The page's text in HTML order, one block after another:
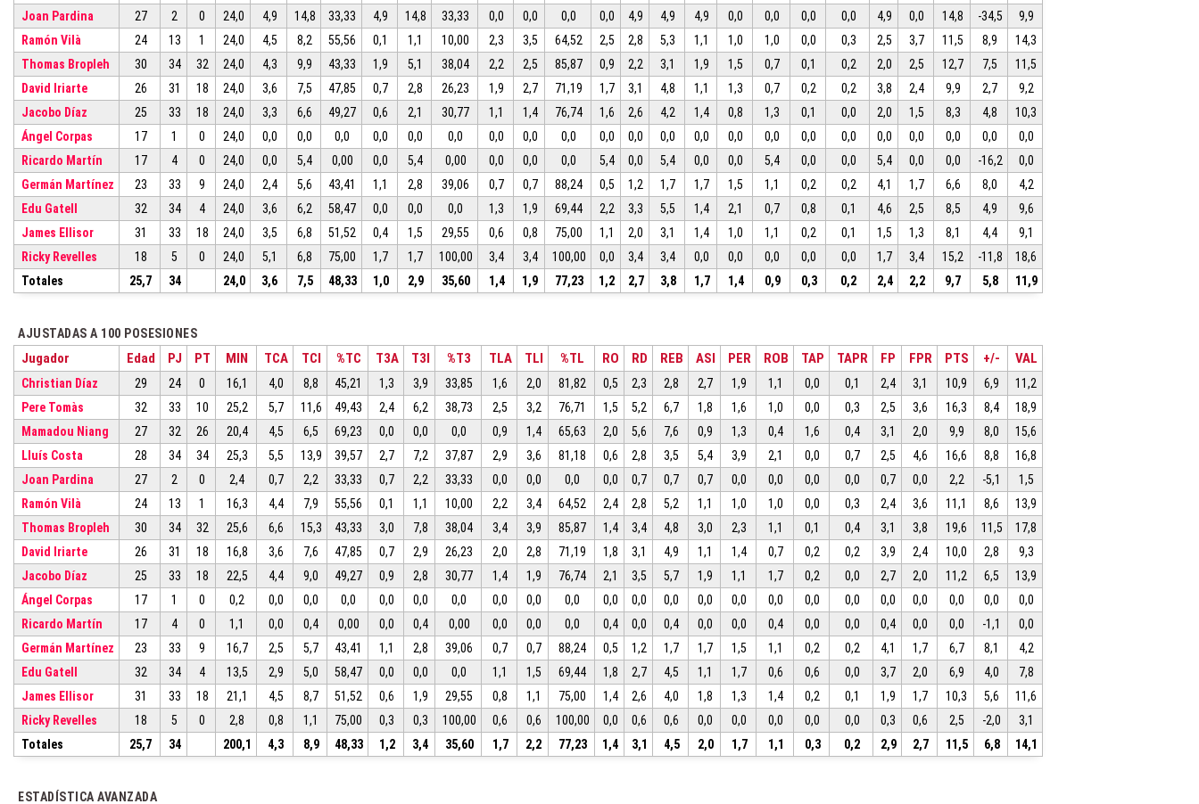
Joan Pardina
27 2 0 24,0 4,9 14,8 33,33 4,9 14,8 33,33 0,0 0,0 0,0 0,0 4,9 4,9 4,9 0,0 0,0 0,0 0,0 4,9 0,0 14,8 -34,5
9,9
Ramón Vilà
24 13 1 24,0 4,5 8,2 55,56 0,1 1,1 10,00 2,3 3,5 64,52 2,5 2,8 5,3 1,1 1,0 1,0 0,0 0,3 2,5 3,7 11,5 8,9
14,3
Thomas Bropleh
30 34 32 24,0 4,3 9,9 43,33 1,9 5,1 38,04 2,2 2,5 85,87 0,9 2,2 3,1 1,9 1,5 0,7 0,1 0,2 2,0 2,5 12,7 7,5
11,5
David Iriarte
26 31 18 24,0 3,6 7,5 47,85 0,7 2,8 26,23 1,9 2,7 71,19 1,7 3,1 4,8 1,1 1,3 0,7 0,2 0,2 3,8 2,4 9,9 2,7
9,2
Jacobo Díaz
25 33 18 24,0 3,3 6,6 49,27 0,6 2,1 30,77 1,1 1,4 76,74 1,6 2,6 4,2 1,4 0,8 1,3 0,1 0,0 2,0 1,5 8,3 4,8
10,3
Ángel Corpas
17 1 0 24,0 0,0 0,0 0,0 0,0 0,0 0,0 0,0 0,0 0,0 0,0 0,0 0,0 0,0 0,0 0,0 0,0 0,0 0,0 0,0 0,0 0,0
0,0
Ricardo Martín
17 4 0 24,0 0,0 5,4 0,00 0,0 5,4 0,00 0,0 0,0 0,0 5,4 0,0 5,4 0,0 0,0 5,4 0,0 0,0 5,4 0,0 0,0 -16,2
0,0
Germán Martínez
23 33 9 24,0 2,4 5,6 43,41 1,1 2,8 39,06 0,7 0,7 88,24 0,5 1,2 1,7 1,7 1,5 1,1 0,2 0,2 4,1 1,7 6,6 8,0
4,2
Edu Gatell
32 34 4 24,0 3,6 6,2 58,47 0,0 0,0 0,0 1,3 1,9 69,44 2,2 3,3 5,5 1,4 2,1 0,7 0,8 0,1 4,6 2,5 8,5 4,9
9,6
James Ellisor
31 33 18 24,0 3,5 6,8 51,52 0,4 1,5 29,55 0,6 0,8 75,00 1,1 2,0 3,1 1,4 1,0 1,1 0,2 0,1 1,5 1,3 8,1 4,4
9,1
Ricky Revelles
18 5 0 24,0 5,1 6,8 75,00 1,7 1,7 100,00 3,4 3,4 100,00 0,0 3,4 3,4 0,0 0,0 0,0 0,0 0,0 1,7 3,4 15,2 -11,8
18,6
Totales
25,7 34 24,0 3,6 7,5 48,33 1,0 2,9 35,60 1,4 1,9 77,23 1,2 2,7 3,8 1,7 1,4 0,9 0,3 0,2 2,4 2,2 9,7 5,8 11,9
AJUSTADAS A 100 POSESIONES
Jugador Edad PJ PT MIN TCA TCI %TC T3A T3I %T3 TLA TLI %TL RO RD REB ASI PER ROB TAP TAPR FP FPR PTS +/- VAL
Christian Díaz 29 24 0 16,1 4,0 8,8 45,21 1,3 3,9 33,85 1,6 2,0 81,82 0,5 2,3 2,8 2,7 1,9 1,1 0,0 0,1 2,4 3,1 10,9 6,9
11,2
Pere Tomàs
32 33 10 25,2 5,7 11,6 49,43 2,4 6,2 38,73 2,5 3,2 76,71 1,5 5,2 6,7 1,8 1,6 1,0 0,0 0,3 2,5 3,6 16,3 8,4
18,9
Mamadou Niang
27 32 26 20,4 4,5 6,5 69,23 0,0 0,0 0,0 0,9 1,4 65,63 2,0 5,6 7,6 0,9 1,3 0,4 1,6 0,4 3,1 2,0 9,9 8,0
15,6
Lluís Costa
28 34 34 25,3 5,5 13,9 39,57 2,7 7,2 37,87 2,9 3,6 81,18 0,6 2,8 3,5 5,4 3,9 2,1 0,0 0,7 2,5 4,6 16,6 8,8
16,8
Joan Pardina
27 2 0 2,4 0,7 2,2 33,33 0,7 2,2 33,33 0,0 0,0 0,0 0,0 0,7 0,7 0,7 0,0 0,0 0,0 0,0 0,7 0,0 2,2 -5,1
1,5
Ramón Vilà
24 13 1 16,3 4,4 7,9 55,56 0,1 1,1 10,00 2,2 3,4 64,52 2,4 2,8 5,2 1,1 1,0 1,0 0,0 0,3 2,4 3,6 11,1 8,6
13,9
Thomas Bropleh
30 34 32 25,6 6,6 15,3 43,33 3,0 7,8 38,04 3,4 3,9 85,87 1,4 3,4 4,8 3,0 2,3 1,1 0,1 0,4 3,1 3,8 19,6 11,5
17,8
David Iriarte
26 31 18 16,8 3,6 7,6 47,85 0,7 2,9 26,23 2,0 2,8 71,19 1,8 3,1 4,9 1,1 1,4 0,7 0,2 0,2 3,9 2,4 10,0 2,8
9,3
Jacobo Díaz
25 33 18 22,5 4,4 9,0 49,27 0,9 2,8 30,77 1,4 1,9 76,74 2,1 3,5 5,7 1,9 1,1 1,7 0,2 0,0 2,7 2,0 11,2 6,5
13,9
Ángel Corpas
17 1 0 0,2 0,0 0,0 0,0 0,0 0,0 0,0 0,0 0,0 0,0 0,0 0,0 0,0 0,0 0,0 0,0 0,0 0,0 0,0 0,0 0,0 0,0
0,0
Ricardo Martín
17 4 0 1,1 0,0 0,4 0,00 0,0 0,4 0,00 0,0 0,0 0,0 0,4 0,0 0,4 0,0 0,0 0,4 0,0 0,0 0,4 0,0 0,0 -1,1
0,0
Germán Martínez
23 33 9 16,7 2,5 5,7 43,41 1,1 2,8 39,06 0,7 0,7 88,24 0,5 1,2 1,7 1,7 1,5 1,1 0,2 0,2 4,1 1,7 6,7 8,1
4,2
Edu Gatell
32 34 4 13,5 2,9 5,0 58,47 0,0 0,0 0,0 1,1 1,5 69,44 1,8 2,7 4,5 1,1 1,7 0,6 0,6 0,0 3,7 2,0 6,9 4,0
7,8
James Ellisor
31 33 18 21,1 4,5 8,7 51,52 0,6 1,9 29,55 0,8 1,1 75,00 1,4 2,6 4,0 1,8 1,3 1,4 0,2 0,1 1,9 1,7 10,3 5,6
11,6
Ricky Revelles
18 5 0 2,8 0,8 1,1 75,00 0,3 0,3 100,00 0,6 0,6 100,00 0,0 0,6 0,6 0,0 0,0 0,0 0,0 0,0 0,3 0,6 2,5 -2,0
3,1
Totales
25,7 34 200,1 4,3 8,9 48,33 1,2 3,4 35,60 1,7 2,2 77,23 1,4 3,1 4,5 2,0 1,7 1,1 0,3 0,2 2,9 2,7 11,5 6,8 14,1
ESTADÍSTICA AVANZADA